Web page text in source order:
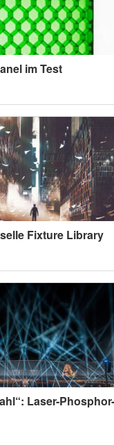
im Test
Fixture Library
Laser-